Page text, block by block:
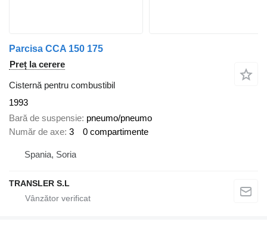
Parcisa CCA 150 175
Preț la cerere
Cisternă pentru combustibil
1993
Bară de suspensie pneumo/pneumo
Număr de axe 3 0 compartimente
Spania, Soria
TRANSLER S.L